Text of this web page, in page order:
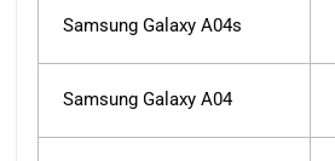
Samsung Galaxy A04s
Samsung Galaxy A04